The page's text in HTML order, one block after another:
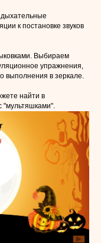
к постановке звуков
Выбираем
упражнения,
выполнения в зеркале.
найти в
"мультяшками".